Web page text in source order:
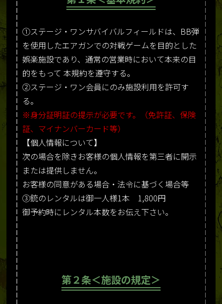
①ステージ・ワンサバイバルフィールドは、BB弾
を使用したエアガンでの対戦ゲームを目的とした
娯楽施設であり、通常の営業時において本来の目
的をもって 本規約を遵守する。
②ステージ・ワン会員にのみ施設利用を許可す
る。
※身分証明証の提示が必要です。（免許証、保険
証、マイナンバーカード等）
【個人情報について】
次の場合を除きお客様の個人情報を第三者に開示
または提供しません。
お客様の同意がある場合・法令に基づく場合等
③銃のレンタルは御一人様1本 1,800円
御予約時にレンタル本数をお伝え下さい。
第２条＜施設の規定＞